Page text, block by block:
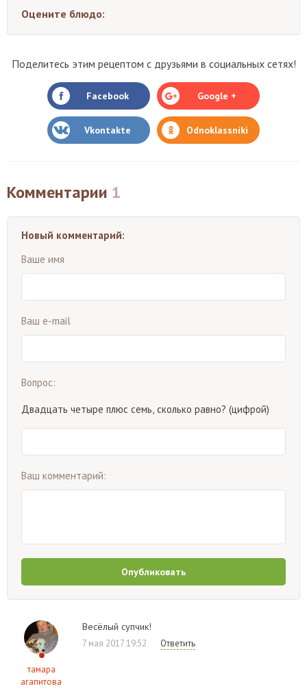
Оцените блюдо:
Поделитесь этим рецептом с друзьями в социальных сетях!
Facebook Google +
Vkontakte Odnoklassniki
Комментарии 1
Новый комментарий:
Ваше имя
Ваш e-mail
Вопрос:
Двадцать четыре плюс семь, сколько равно? (цифрой)
Ваш комментарий:
Опубликовать
тамара
агапитова
Весёлый супчик!
7 мая 2017 19:52 Ответить